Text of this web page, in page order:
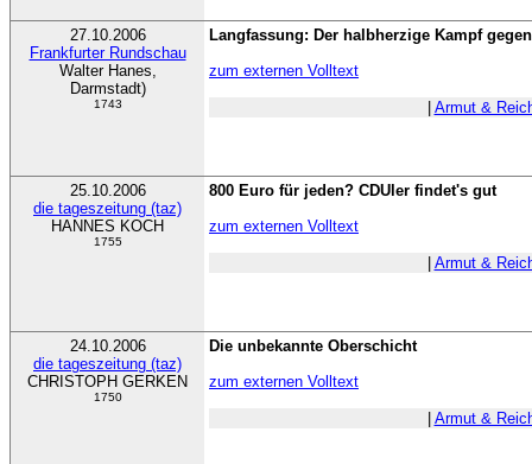
27.10.2006
Frankfurter Rundschau
Walter Hanes,
Darmstadt)
1743
Langfassung: Der halbherzige Kampf
zum externen Volltext
Armut &
25.10.2006
die tageszeitung (taz)
HANNES KOCH
1755
800 Euro für jeden? CDUler findet's gut
zum externen Volltext
Armut &
24.10.2006
die tageszeitung (taz)
CHRISTOPH GERKEN
1750
Die unbekannte Oberschicht
zum externen Volltext
Armut &